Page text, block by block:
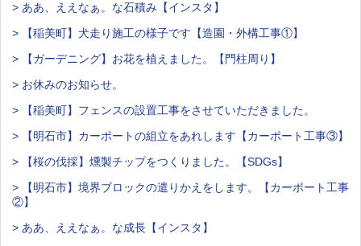
> ああ、ええなぁ。な石積み【インスタ】
> 【稲美町】犬走り施工の様子です【造園・外構工事①】
> 【ガーデニング】お花を植えました。【門柱周り】
> お休みのお知らせ。
> 【稲美町】フェンスの設置工事をさせていただきました。
> 【明石市】カーポートの組立をあれします【カーポート工事③】
> 【桜の伐採】燻製チップをつくりました。【SDGs】
> 【明石市】境界ブロックの遣りかえをします。【カーポート工事
②】
> ああ、ええなぁ。な成長【インスタ】